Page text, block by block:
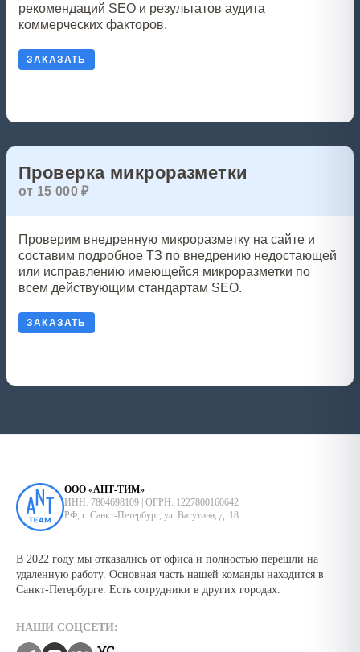
рекомендаций SEO и результатов аудита
коммерческих факторов.
ЗАКАЗАТЬ
Проверка микроразметки
от 15 000 ₽
Проверим внедренную микроразметку на сайте и
составим подробное ТЗ по внедрению недостающей
или исправлению имеющейся микроразметки по
всем действующим стандартам SEO.
ЗАКАЗАТЬ
ООО «АНТ-ТИМ»
ИНН: 7804698109 | ОГРН: 1227800160642
РФ, г. Санкт-Петербург, ул. Ватутина, д. 18
В 2022 году мы отказались от офиса и полностью перешли на
удаленную работу. Основная часть нашей команды находится в
Санкт-Петербурге. Есть сотрудники в других городах.
НАШИ СОЦСЕТИ: